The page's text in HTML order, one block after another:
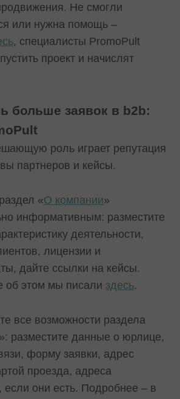
Не смогли
или нужна помощь –
, специалисты PromoPult
проект и начислят
больше заявок в b2b:
роль играет репутация
партнеров и кейсы.
«О компании»
информативным: разместите
деятельности,
лицензии и
дайте ссылки на кейсы.
об этом мы писали здесь.
все возможности раздела
разместите данные о юрлице,
форму заявки, адрес
проезда, адреса
они есть. Подробнее – в